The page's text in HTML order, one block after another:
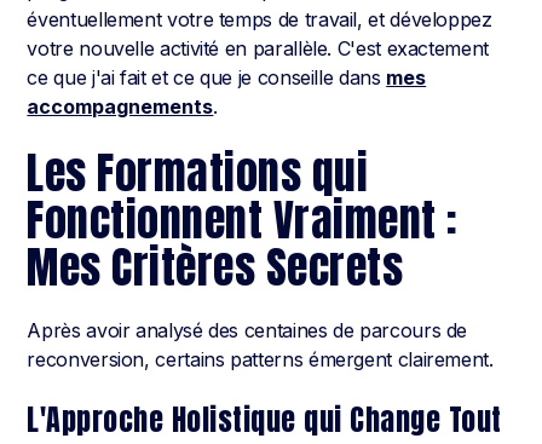
éventuellement votre temps de travail, et développez
votre nouvelle activité en parallèle. C'est exactement
ce que j'ai fait et ce que je conseille dans mes
accompagnements.
Les Formations qui
Fonctionnent Vraiment :
Mes Critères Secrets
Après avoir analysé des centaines de parcours de
reconversion, certains patterns émergent clairement.
L'Approche Holistique qui Change Tout